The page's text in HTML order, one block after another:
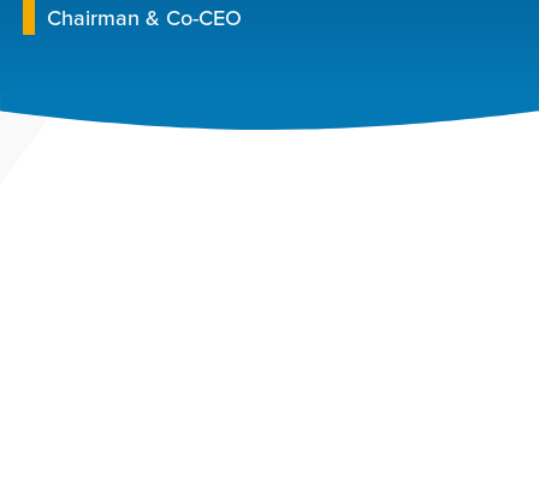
Chairman & Co-CEO